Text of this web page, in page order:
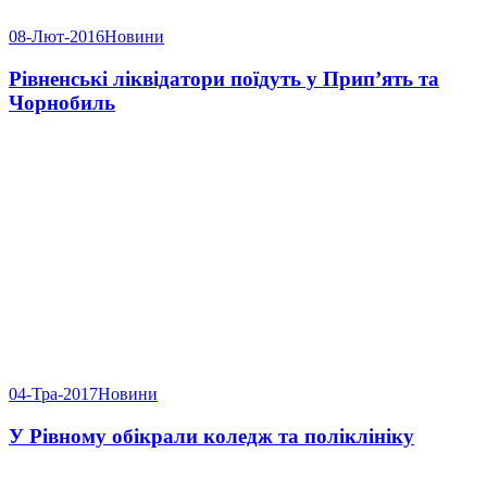
08-Лют-2016Новини
Рівненські ліквідатори поїдуть у Прип’ять та
Чорнобиль
04-Тра-2017Новини
У Рівному обікрали коледж та поліклініку